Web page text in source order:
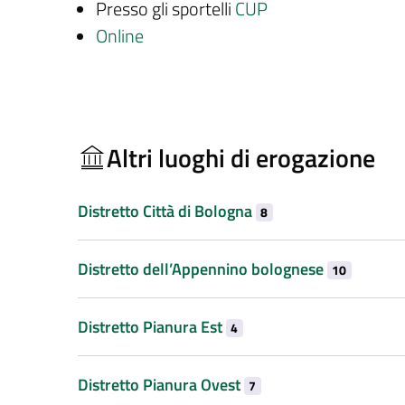
Presso gli sportelli CUP
Online
Altri luoghi di erogazione
Distretto Città di Bologna 8
Distretto dell’Appennino bolognese 10
Distretto Pianura Est 4
Distretto Pianura Ovest 7